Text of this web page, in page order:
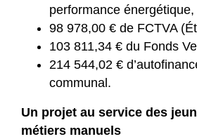
performance énergétique,
98 978,00 € de FCTVA
103 811,34 € du Fonds
214 544,02 €
communal.
Un projet au service des
métiers manuels